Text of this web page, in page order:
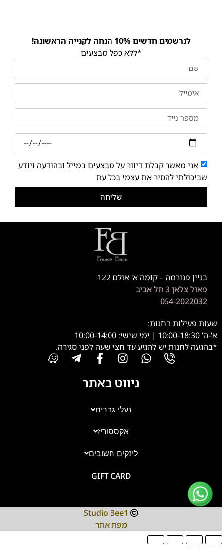
לנרשמים חדשים 10% הנחה לקנייה הראשונה!
*ללא כפל מבצעים
אני מאשר קבלת דיוור על מבצעים במייל ובהודעה ויודע
שביכולתי להסיר את עצמי בכל עת
שליחה
בניין פנורמה – קומה א' אולם 122
פאול צלאן 3 תל אביב
054-2022032
שעות פעילות החנות:
א’-ה’ 10:00-18:30 | ימי שישי: 10:00-14:00
*בהגעה לחנות יש להגיע עד חצי שעה לפני סגירה.
ניווט באתר
נעלי גברים
אקססוריז
לינקים חשובים
GIFT CARD
Studio Bee1
מפת אתר